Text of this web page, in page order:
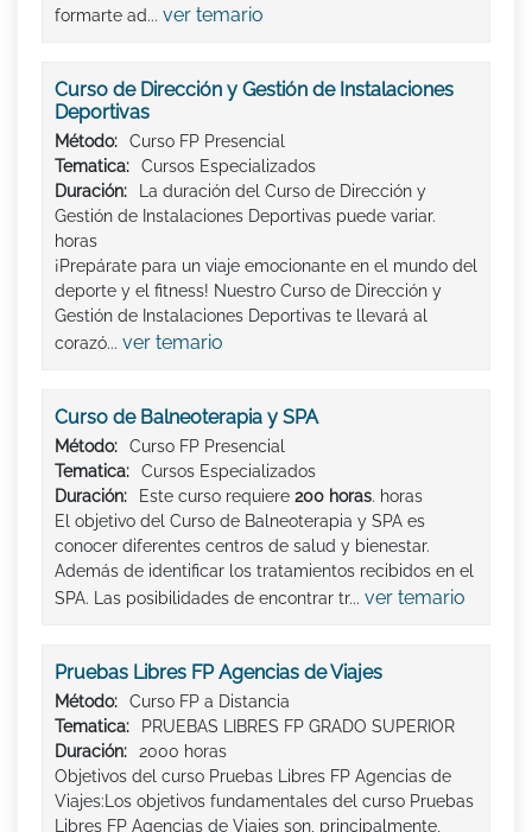
formarte ad... ver temario
Curso de Dirección y Gestión de Instalaciones
Deportivas
Método:
Curso FP Presencial
Tematica:
Cursos Especializados
Duración:
La duración del Curso de Dirección y
Gestión de Instalaciones Deportivas puede variar.
horas
¡Prepárate para un viaje emocionante en el mundo del
deporte y el fitness! Nuestro Curso de Dirección y
Gestión de Instalaciones Deportivas te llevará al
corazó... ver temario
Curso de Balneoterapia y SPA
Método:
Curso FP Presencial
Tematica:
Cursos Especializados
Duración:
Este curso requiere 200 horas. horas
El objetivo del Curso de Balneoterapia y SPA es
conocer diferentes centros de salud y bienestar.
Además de identificar los tratamientos recibidos en el
SPA. Las posibilidades de encontrar tr... ver temario
Pruebas Libres FP Agencias de Viajes
Método:
Curso FP a Distancia
Tematica:
PRUEBAS LIBRES FP GRADO SUPERIOR
Duración:
2000 horas
Objetivos del curso Pruebas Libres FP Agencias de
Viajes:Los objetivos fundamentales del curso Pruebas
Libres FP Agencias de Viajes son, principalmente,